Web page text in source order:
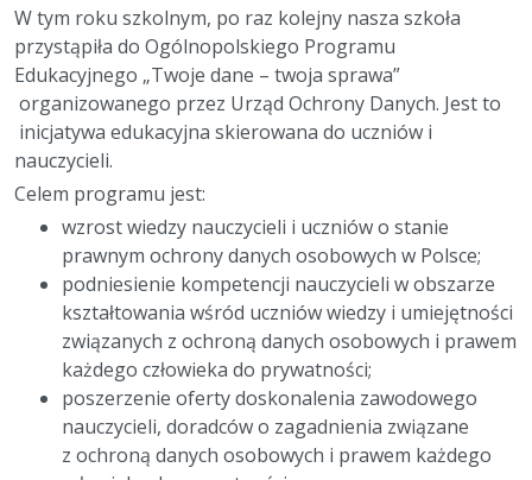
W tym roku szkolnym, po raz kolejny nasza szkoła
przystąpiła do Ogólnopolskiego Programu
Edukacyjnego „Twoje dane – twoja sprawa”
organizowanego przez Urząd Ochrony Danych. Jest to
inicjatywa edukacyjna skierowana do uczniów i
nauczycieli.
Celem programu jest:
wzrost wiedzy nauczycieli i uczniów o stanie
prawnym ochrony danych osobowych w Polsce;
podniesienie kompetencji nauczycieli w obszarze
kształtowania wśród uczniów wiedzy i umiejętności
związanych z ochroną danych osobowych i prawem
każdego człowieka do prywatności;
poszerzenie oferty doskonalenia zawodowego
nauczycieli, doradców o zagadnienia związane
z ochroną danych osobowych i prawem każdego